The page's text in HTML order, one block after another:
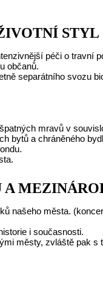
STYL
péči o travní
občanů.
separátního svozu
mravů v
bytů a chráněného
A
našeho města.
i současnosti.
městy, zvláště pak